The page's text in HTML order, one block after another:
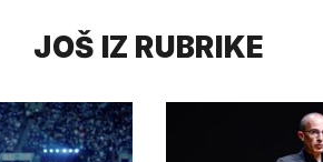
JOŠ IZ RUBRIKE